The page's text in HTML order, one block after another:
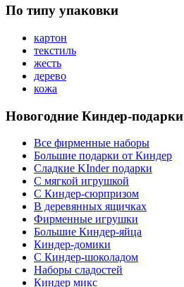
По типу упаковки
картон
текстиль
жесть
дерево
кожа
Новогодние Киндер-подарки
Все фирменные наборы
Большие подарки от Киндер
Сладкие KInder подарки
С мягкой игрушкой
С Киндер-сюрпризом
В деревянных ящичках
Фирменные игрушки
Большие Киндер-яйца
Киндер-домики
С Киндер-шоколадом
Наборы сладостей
Киндер микс